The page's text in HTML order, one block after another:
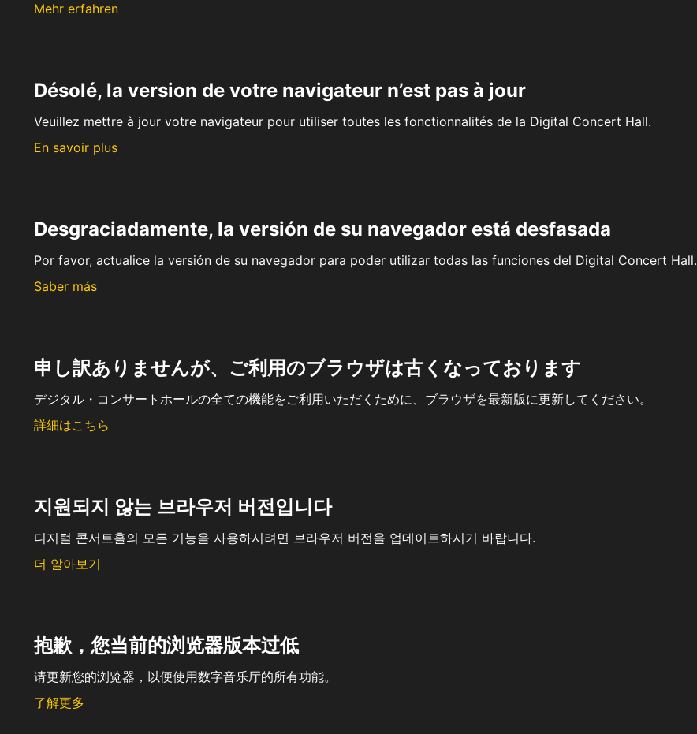
Mehr erfahren
Désolé, la version de votre navigateur n’est pas à jour
Veuillez mettre à jour votre navigateur pour utiliser toutes les fonctionnalités de la Digital Concert Hall.
En savoir plus
Desgraciadamente, la versión de su navegador está desfasada
Por favor, actualice la versión de su navegador para poder utilizar todas las funciones del Digital Concert Hall.
Saber más
申し訳ありませんが、ご利用のブラウザは古くなっております
デジタル・コンサートホールの全ての機能をご利用いただくために、ブラウザを最新版に更新してください。
詳細はこちら
지원되지 않는 브라우저 버전입니다
디지털 콘서트홀의 모든 기능을 사용하시려면 브라우저 버전을 업데이트하시기 바랍니다.
더 알아보기
抱歉，您当前的浏览器版本过低
请更新您的浏览器，以便使用数字音乐厅的所有功能。
了解更多